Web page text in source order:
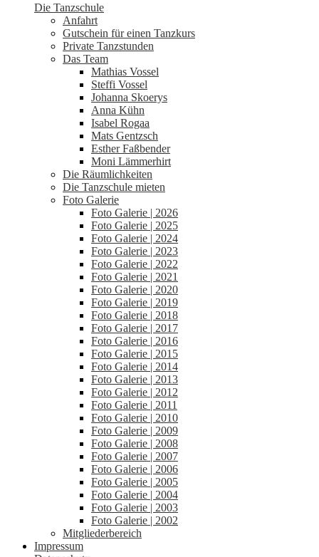
Die Tanzschule
Anfahrt
Gutschein für einen Tanzkurs
Private Tanzstunden
Das Team
Mathias Vossel
Steffi Vossel
Johanna Skoerys
Anna Kühn
Isabel Rogaa
Mats Gentzsch
Esther Faßbender
Moni Lämmerhirt
Die Räumlichkeiten
Die Tanzschule mieten
Foto Galerie
Foto Galerie | 2026
Foto Galerie | 2025
Foto Galerie | 2024
Foto Galerie | 2023
Foto Galerie | 2022
Foto Galerie | 2021
Foto Galerie | 2020
Foto Galerie | 2019
Foto Galerie | 2018
Foto Galerie | 2017
Foto Galerie | 2016
Foto Galerie | 2015
Foto Galerie | 2014
Foto Galerie | 2013
Foto Galerie | 2012
Foto Galerie | 2011
Foto Galerie | 2010
Foto Galerie | 2009
Foto Galerie | 2008
Foto Galerie | 2007
Foto Galerie | 2006
Foto Galerie | 2005
Foto Galerie | 2004
Foto Galerie | 2003
Foto Galerie | 2002
Mitgliederbereich
Impressum